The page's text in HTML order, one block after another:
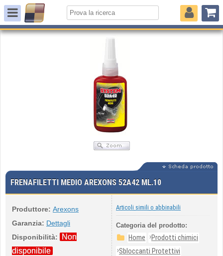
FRENAFILETTI MEDIO AREXONS 52A42 ML.10
Produttore: Arexons
Garanzia: Dettagli
Disponibilità:
Non
disponibile
Articoli simili o abbinabili
Categoria del prodotto:
Home ›Prodotti chimici
›Sbloccanti Protettivi